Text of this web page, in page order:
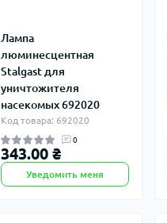
Лампа
люминесцентная
Stalgast для
уничтожителя
насекомых 692020
Код товара: 692020
0
343.00 ₴
Уведомить меня